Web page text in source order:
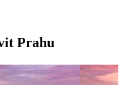
Prahu